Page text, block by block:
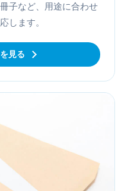
子など、用途に合わせ
します。
見る